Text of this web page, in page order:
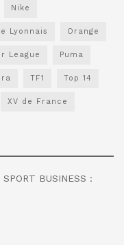
Nike
Lyonnais Orange
League Puma
TF1 Top 14
XV de France
BUSINESS :